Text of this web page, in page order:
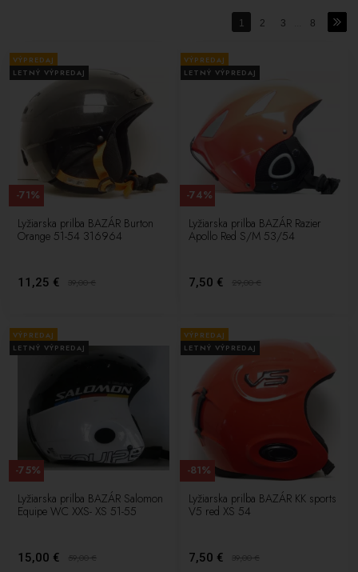
1 2 3 8
VÝPREDAJ
LETNÝ VÝPREDAJ
Lyžiarska prilba BAZÁR Burton
Orange 51-54 316964
11,25 € 39,00€
-71%
VÝPREDAJ
LETNÝ VÝPREDAJ
Lyžiarska prilba BAZÁR Razier
Apollo Red S/M 53/54
7,50 € 29,00€
-74%
VÝPREDAJ
LETNÝ VÝPREDAJ
Lyžiarska prilba BAZÁR Salomon
Equipe WC XXS- XS 51-55
15,00 € 59,00€
-75%
VÝPREDAJ
LETNÝ VÝPREDAJ
Lyžiarska prilba BAZÁR KK sports
V5 red XS 54
7,50 € 39,00€
-81%